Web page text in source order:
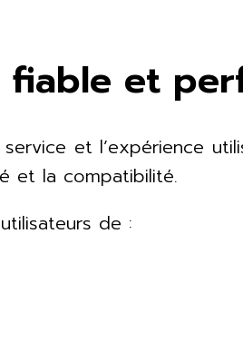
fiable et
et l’expérience
et la compatibilité.
de :